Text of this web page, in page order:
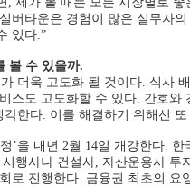
버타운은 경험이 많은 실무자
있다.”
볼 수 있을까.
더욱 고도화 될 것이다. 식사
스도 고도화할 수 있다. 간호와
한다. 이를 해결하기 위해선
’을 내년 2월 14일 개강한다.
행사나 건설사, 자산운용사
로 진행한다. 금융권 최초의